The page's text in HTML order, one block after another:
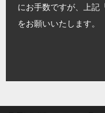
にお手数ですが、上記
をお願いいたします。